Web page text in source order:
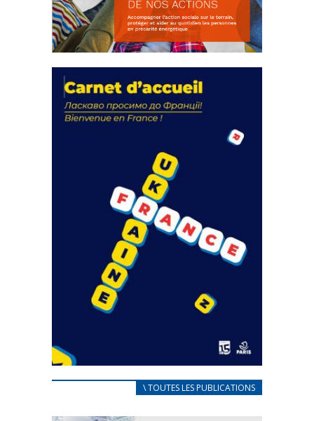
actions
18 septembre 2023
FEUILLETER
CARNET D’ACCUEIL
25 avril 2022
\ TOUTES LES PUBLICATIONS